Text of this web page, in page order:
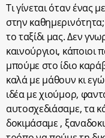
Τι γίνεται όταν ένας
στην
το ταξίδι μας. Δεν
καινούργιοι, κάποιοι
μπούμε στο ίδιο
καλά με μάθουν κι
ιδέα με χιούμορ,
αυτοσχεδιάσαμε, τα
δοκιμάσαμε ,